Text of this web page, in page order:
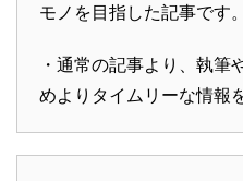
モノを目指した記事です。
・通常の記事より、執筆
めよりタイムリーな情報